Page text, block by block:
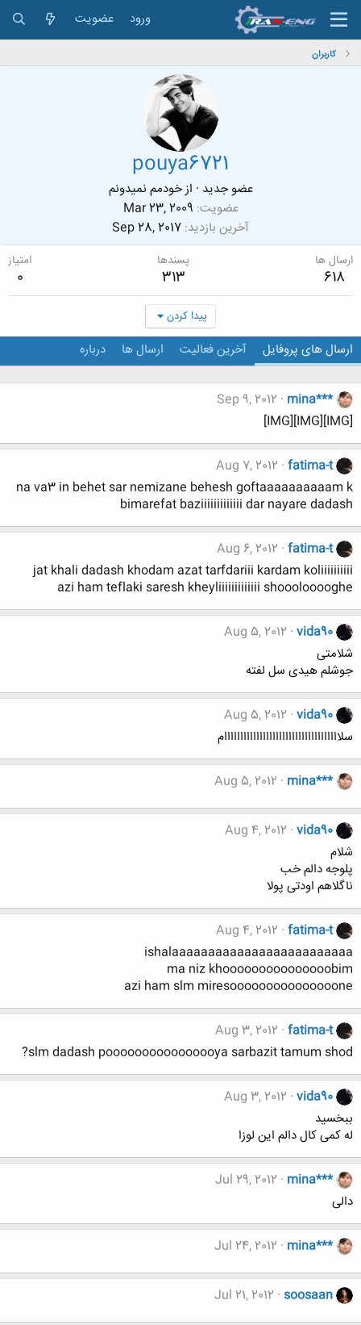
ورود عضویت
کاربران
pouya6721
عضو جدید · ازخودمم نمیدونم
عضویت Mar 23, 2009
آخرین بازدید Sep 28, 2017
ارسال ها
618
پسندها
313
امتیاز
0
پیدا کردن
ارسال های پروفایل آخرین فعالیت ارسال ها درباره
mina***
Sep 9, 2012
[IMG][IMG][IMG]
fatima-t
Aug 7, 2012
na va3 in behet sar nemizane behesh goftaaaaaaaaaam k
bimarefat baziiiiiiiiiiiii dar nayare dadash
fatima-t
Aug 6, 2012
jat khali dadash khodam azat tarfdariii kardam koliiiiiiiiii
azi ham teflaki saresh kheyliiiiiiiiiiiii shooolooooghe
vida90
Aug 5, 2012
شلامتی
جوشلم هیدی سل لفته
vida90
Aug 5, 2012
سلاااااااااااااااااااااااااااااااااااام
mina***
Aug 5, 2012
vida90
Aug 4, 2012
شلام
پلوجه دالم خب
ناگلاهم اودتی پولا
fatima-t
Aug 4, 2012
ishalaaaaaaaaaaaaaaaaaaaaaaaaa
ma niz khooooooooooooooobim
azi ham slm miresooooooooooooooone
fatima-t
Aug 3, 2012
slm dadash poooooooooooooooya sarbazit tamum shod?
vida90
Aug 3, 2012
ببخسید
له کمی کال دالم این لوزا
mina***
Jul 29, 2012
دالی
mina***
Jul 24, 2012
soosaan
Jul 21, 2012